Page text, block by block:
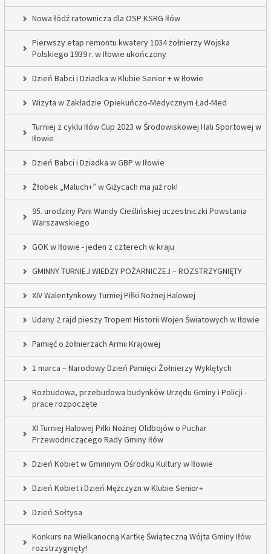
Nowa łódź ratownicza dla OSP KSRG Iłów
Pierwszy etap remontu kwatery 1034 żołnierzy Wojska
Polskiego 1939 r. w Iłowie ukończony
Dzień Babci i Dziadka w Klubie Senior + w Iłowie
Wizyta w Zakładzie Opiekuńczo-Medycznym Ład-Med
Turniej z cyklu Iłów Cup 2023 w Środowiskowej Hali Sportowej w
Iłowie
Dzień Babci i Dziadka w GBP w Iłowie
Żłobek „Maluch+” w Giżycach ma już rok!
95. urodziny Pani Wandy Cieślińskiej uczestniczki Powstania
Warszawskiego
GOK w Iłowie - jeden z czterech w kraju
GMINNY TURNIEJ WIEDZY POŻARNICZEJ – ROZSTRZYGNIĘTY
XIV Walentynkowy Turniej Piłki Nożnej Halowej
Udany 2 rajd pieszy Tropem Historii Wojen Światowych w Iłowie
Pamięć o żołnierzach Armii Krajowej
1 marca – Narodowy Dzień Pamięci Żołnierzy Wyklętych
Rozbudowa, przebudowa budynków Urzędu Gminy i Policji -
prace rozpoczęte
XI Turniej Halowej Piłki Nożnej Oldbojów o Puchar
Przewodniczącego Rady Gminy Iłów
Dzień Kobiet w Gminnym Ośrodku Kultury w Iłowie
Dzień Kobiet i Dzień Mężczyzn w Klubie Senior+
Dzień Sołtysa
Konkurs na Wielkanocną Kartkę Świąteczną Wójta Gminy Iłów
rozstrzygnięty!